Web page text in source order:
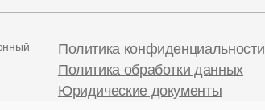
Политика конфиденциальности
Политика обработки данных
Юридические документы